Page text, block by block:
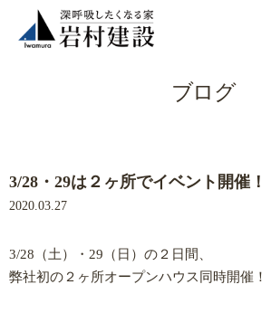
ブログ
3/28・29は２ヶ所でイベント開催！
2020.03.27
3/28（土）・29（日）の２日間、
弊社初の２ヶ所オープンハウス同時開催！